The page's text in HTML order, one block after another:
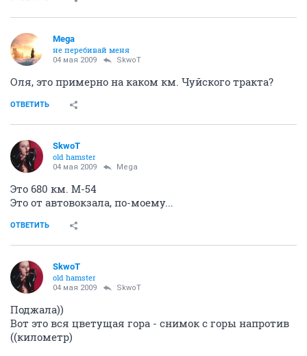
Mega
не перебивай меня
04 мая 2009 SkwoT
Оля, это примерно на каком км. Чуйского тракта?
ОТВЕТИТЬ
SkwoT
old hamster
04 мая 2009 Mega
Это 680 км. М-54
Это от автовокзала, по-моему...
ОТВЕТИТЬ
SkwoT
old hamster
04 мая 2009 SkwoT
Поджала))
Вот это вся цветущая гора - снимок с горы напротив
((километр)